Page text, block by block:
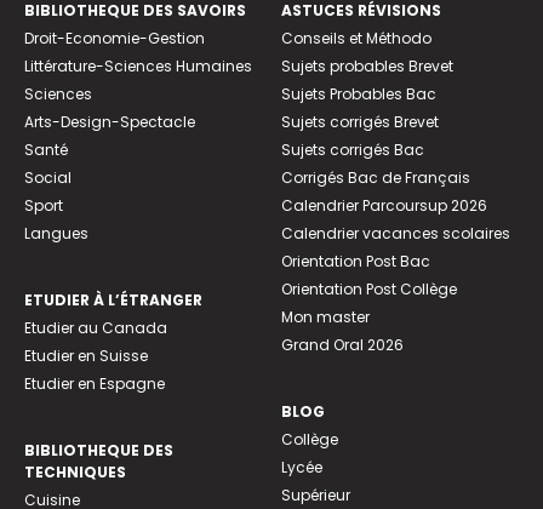
BIBLIOTHEQUE DES SAVOIRS
Droit-Economie-Gestion
Littérature-Sciences Humaines
Sciences
Arts-Design-Spectacle
Santé
Social
Sport
Langues
ETUDIER À L’ÉTRANGER
Etudier au Canada
Etudier en Suisse
Etudier en Espagne
BIBLIOTHEQUE DES
TECHNIQUES
Cuisine
ASTUCES RÉVISIONS
Conseils et Méthodo
Sujets probables Brevet
Sujets Probables Bac
Sujets corrigés Brevet
Sujets corrigés Bac
Corrigés Bac de Français
Calendrier Parcoursup 2026
Calendrier vacances scolaires
Orientation Post Bac
Orientation Post Collège
Mon master
Grand Oral 2026
BLOG
Collège
Lycée
Supérieur